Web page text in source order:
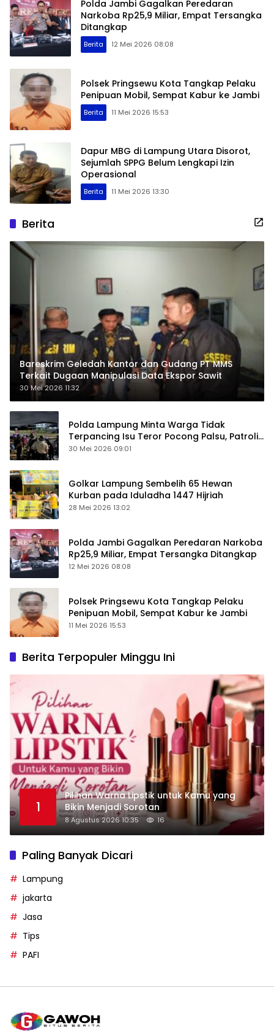
Polda Jambi Gagalkan Peredaran
Narkoba Rp25,9 Miliar, Empat Tersangka
Ditangkap
Berita 12 Mei 2026 08:08
Polsek Pringsewu Kota Tangkap Pelaku
Penipuan Mobil, Sempat Kabur ke Jambi
Berita 11 Mei 2026 15:53
Dapur MBG di Lampung Utara Disorot,
Sejumlah SPPG Belum Lengkapi Izin
Operasional
Berita 11 Mei 2026 13:30
Berita
Bareskrim Geledah Kantor dan Gudang PT MMS
Terkait Dugaan Manipulasi Data Ekspor Sawit
30 Mei 2026 11:32
Polda Lampung Minta Warga Tidak
Terpancing Isu Teror Pocong Palsu, Patroli
Keamanan Ditingkatkan
30 Mei 2026 09:01
Golkar Lampung Sembelih 65 Hewan
Kurban pada Iduladha 1447 Hijriah
28 Mei 2026 13:02
Polda Jambi Gagalkan Peredaran Narkoba
Rp25,9 Miliar, Empat Tersangka Ditangkap
12 Mei 2026 08:08
Polsek Pringsewu Kota Tangkap Pelaku
Penipuan Mobil, Sempat Kabur ke Jambi
11 Mei 2026 15:53
Berita Terpopuler Minggu Ini
1
Pilihan Warna Lipstik untuk Kamu yang
Bikin Menjadi Sorotan
8 Agustus 2026 10:35 16
Paling Banyak Dicari
Lampung
jakarta
Jasa
Tips
PAFI